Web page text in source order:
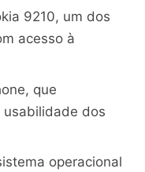
9210, um dos
acesso à
que
usabilidade dos
operacional